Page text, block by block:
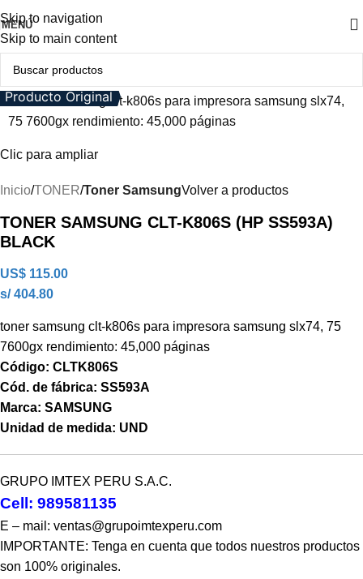
Skip to navigation
Skip to main content
MENÚ
Producto Original
Clic para ampliar
Inicio TONER Toner SamsungVolver a productos
TONER SAMSUNG CLT-K806S (HP SS593A)
BLACK
US$ 115.00
s/ 404.80
toner samsung clt-k806s para impresora samsung slx74, 75
7600gx rendimiento: 45,000 páginas
Código: CLTK806S
Cód. de fábrica: SS593A
Marca: SAMSUNG
Unidad de medida: UND
GRUPO IMTEX PERU S.A.C.
Cell: 989581135
E – mail: ventas@grupoimtexperu.com
IMPORTANTE: Tenga en cuenta que todos nuestros productos
son 100% originales.